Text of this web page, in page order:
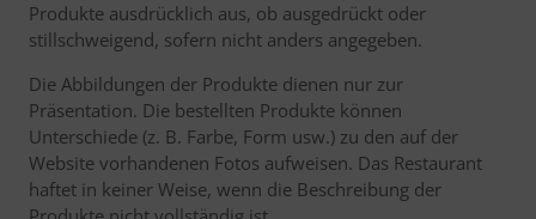
Produkte ausdrücklich aus, ob ausgedrückt oder
stillschweigend, sofern nicht anders angegeben.
Die Abbildungen der Produkte dienen nur zur
Präsentation. Die bestellten Produkte können
Unterschiede (z. B. Farbe, Form usw.) zu den auf der
Website vorhandenen Fotos aufweisen. Das Restaurant
haftet in keiner Weise, wenn die Beschreibung der